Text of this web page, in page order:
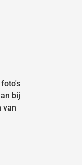
bij
van